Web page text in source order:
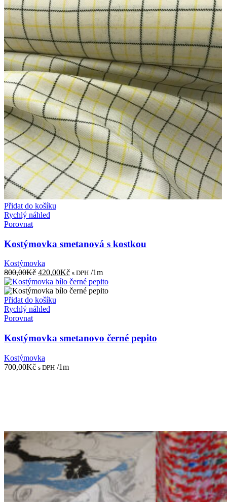
Přidat do košíku
Rychlý náhled
Porovnat
Kostýmovka smetanová s kostkou
Kostýmovka
800,00Kč Původní
cena
byla:
800,00Kč.
420,00KčAktuální
cena
je:
s DPH /1m
Přidat do košíku
Rychlý náhled
Porovnat
Kostýmovka smetanovo černé pepito
Kostýmovka
700,00Kč s DPH /1m